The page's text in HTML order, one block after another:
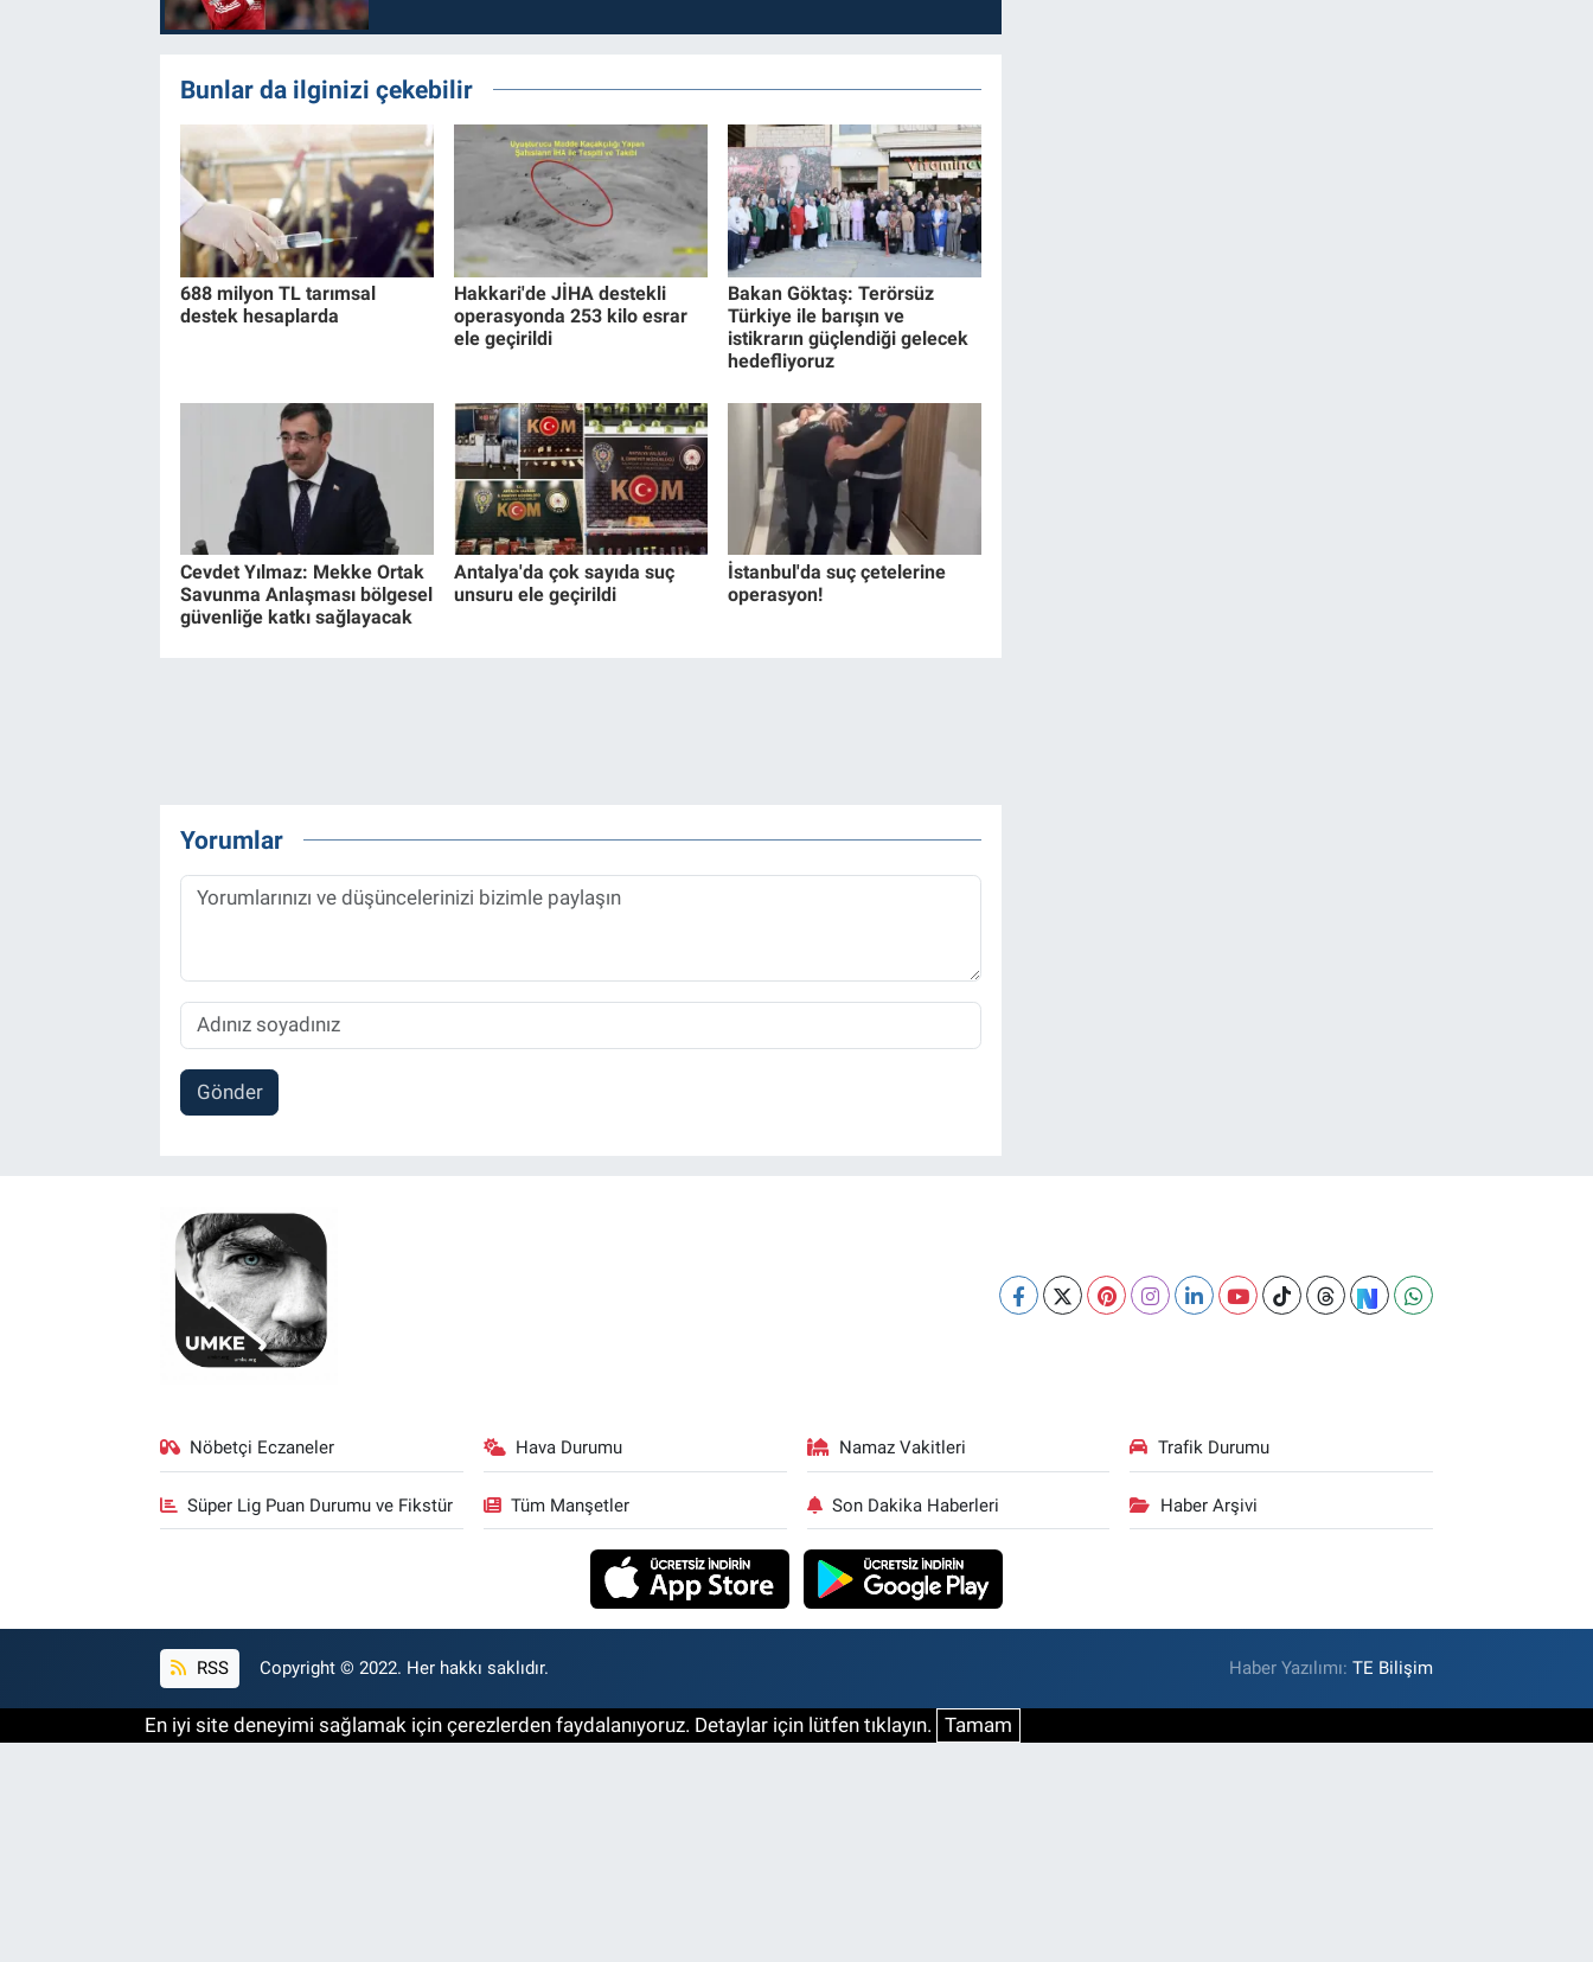
Bunlar da ilginizi çekebilir
688 milyon TL tarımsal
destek hesaplarda
Hakkari'de JİHA destekli
operasyonda 253 kilo esrar
ele geçirildi
Bakan Göktaş: Terörsüz
Türkiye ile barışın ve
istikrarın güçlendiği gelecek
hedefliyoruz
Cevdet Yılmaz: Mekke Ortak
Savunma Anlaşması bölgesel
güvenliğe katkı sağlayacak
Antalya'da çok sayıda suç
unsuru ele geçirildi
İstanbul'da suç çetelerine
operasyon!
Yorumlar
Gönder
Nöbetçi Eczaneler Hava Durumu Namaz Vakitleri Trafik Durumu
Süper Lig Puan Durumu ve Fikstür Tüm Manşetler Son Dakika Haberleri Haber Arşivi
RSS Copyright © 2022. Her hakkı saklıdır. Haber Yazılımı:TE Bilişim
En iyi site deneyimi sağlamak için çerezlerden faydalanıyoruz. Detaylar için lütfen tıklayın. Tamam